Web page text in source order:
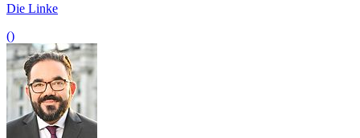
Die Linke
()